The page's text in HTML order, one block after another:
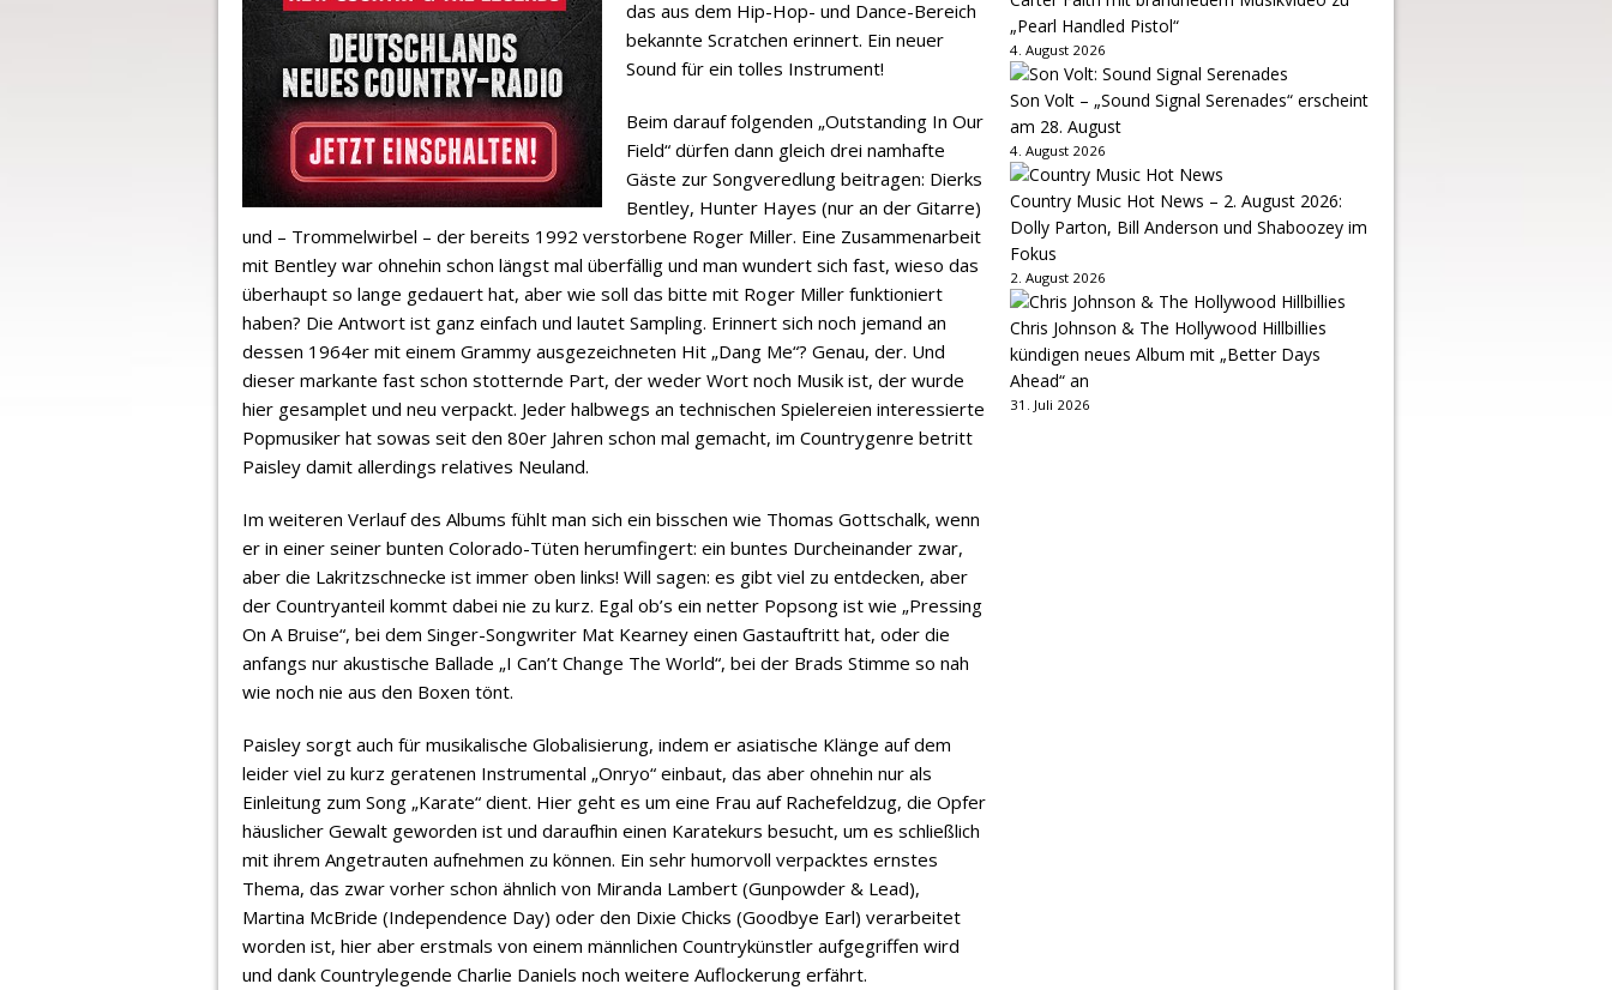
das aus dem Hip-Hop- und Dance-Bereich
bekannte Scratchen erinnert. Ein neuer
Sound für ein tolles Instrument!
Beim darauf folgenden „Outstanding In Our
Field“ dürfen dann gleich drei namhafte
Gäste zur Songveredlung beitragen: Dierks
Bentley, Hunter Hayes (nur an der Gitarre)
und – Trommelwirbel – der bereits 1992 verstorbene Roger Miller. Eine Zusammenarbeit
mit Bentley war ohnehin schon längst mal überfällig und man wundert sich fast, wieso das
überhaupt so lange gedauert hat, aber wie soll das bitte mit Roger Miller funktioniert
haben? Die Antwort ist ganz einfach und lautet Sampling. Erinnert sich noch jemand an
dessen 1964er mit einem Grammy ausgezeichneten Hit „Dang Me“? Genau, der. Und
dieser markante fast schon stotternde Part, der weder Wort noch Musik ist, der wurde
hier gesamplet und neu verpackt. Jeder halbwegs an technischen Spielereien interessierte
Popmusiker hat sowas seit den 80er Jahren schon mal gemacht, im Countrygenre betritt
Paisley damit allerdings relatives Neuland.
Im weiteren Verlauf des Albums fühlt man sich ein bisschen wie Thomas Gottschalk, wenn
er in einer seiner bunten Colorado-Tüten herumfingert: ein buntes Durcheinander zwar,
aber die Lakritzschnecke ist immer oben links! Will sagen: es gibt viel zu entdecken, aber
der Countryanteil kommt dabei nie zu kurz. Egal ob’s ein netter Popsong ist wie „Pressing
On A Bruise“, bei dem Singer-Songwriter Mat Kearney einen Gastauftritt hat, oder die
anfangs nur akustische Ballade „I Can’t Change The World“, bei der Brads Stimme so nah
wie noch nie aus den Boxen tönt.
Paisley sorgt auch für musikalische Globalisierung, indem er asiatische Klänge auf dem
leider viel zu kurz geratenen Instrumental „Onryo“ einbaut, das aber ohnehin nur als
Einleitung zum Song „Karate“ dient. Hier geht es um eine Frau auf Rachefeldzug, die Opfer
häuslicher Gewalt geworden ist und daraufhin einen Karatekurs besucht, um es schließlich
mit ihrem Angetrauten aufnehmen zu können. Ein sehr humorvoll verpacktes ernstes
Thema, das zwar vorher schon ähnlich von Miranda Lambert (Gunpowder & Lead),
Martina McBride (Independence Day) oder den Dixie Chicks (Goodbye Earl) verarbeitet
worden ist, hier aber erstmals von einem männlichen Countrykünstler aufgegriffen wird
und dank Countrylegende Charlie Daniels noch weitere Auflockerung erfährt.
„Pearl Handled Pistol“
4. August 2026
Son Volt – „Sound Signal Serenades“ erscheint
am 28. August
4. August 2026
Country Music Hot News – 2. August 2026:
Dolly Parton, Bill Anderson und Shaboozey im
Fokus
2. August 2026
Chris Johnson & The Hollywood Hillbillies
kündigen neues Album mit „Better Days
Ahead“ an
31. Juli 2026